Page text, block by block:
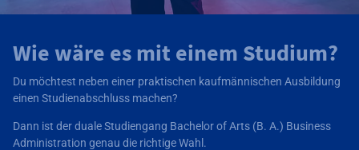
Wie wäre es mit einem Studium?
Du möchtest neben einer praktischen kaufmännischen Ausbildung
einen Studienabschluss machen?
Dann ist der duale Studiengang Bachelor of Arts (B. A.) Business
Administration genau die richtige Wahl.